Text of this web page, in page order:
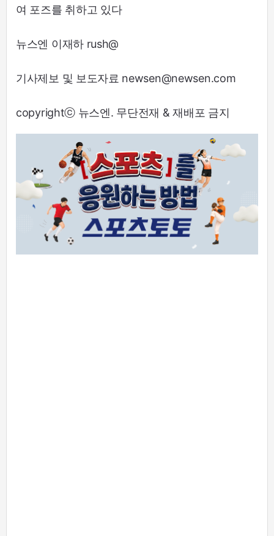
여 포즈를 취하고 있다
뉴스엔 이재하 rush@
기사제보 및 보도자료 newsen@newsen.com
copyrightⓒ 뉴스엔. 무단전재 & 재배포 금지